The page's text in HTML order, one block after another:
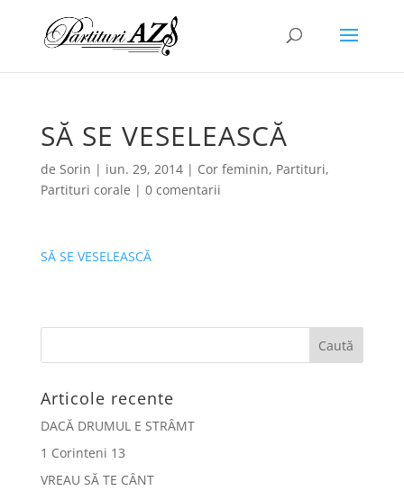
SĂ SE VESELEASCĂ
de Sorin | iun. 29, 2014| Cor feminin, Partituri,
Partituri corale | 0 comentarii
SĂ SE VESELEASCĂ
Articole recente
DACĂ DRUMUL E STRÂMT
1 Corinteni 13
VREAU SĂ TE CÂNT